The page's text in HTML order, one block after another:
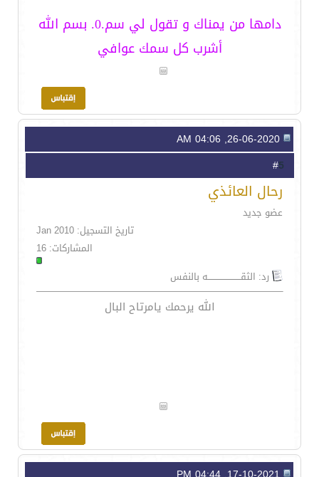
دامها من يمناك و تقول لي سم.0. بسم الله
أشرب كل سمك عوافي
5
رحال العائذي
عضو جديد
تاريخ التسجيل: Jan 2010
المشاركات: 16
رد: الثقـــــــــــــــــــــــه بالنفس
الله يرحمك يامرتاح البال